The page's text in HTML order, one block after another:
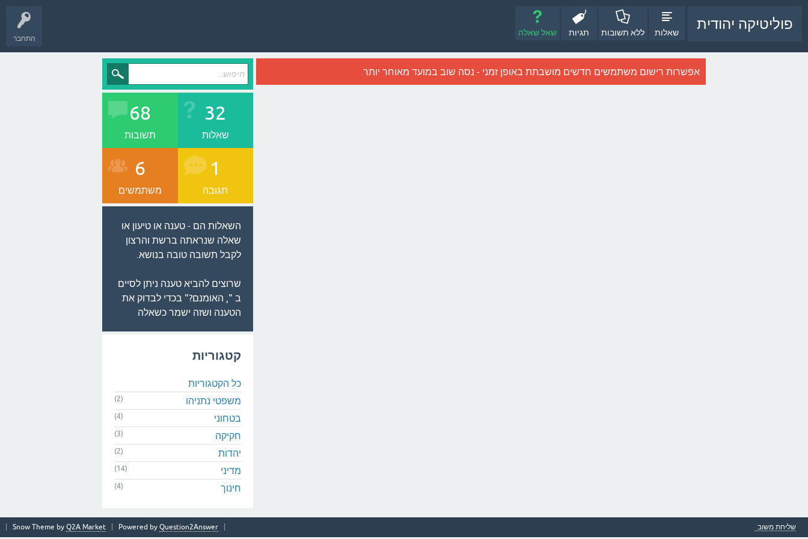
התחבר
פוליטיקה יהודית
שאלות ללא תשובות תגיות שאל שאלה
אפשרות רישום משתמשים חדשים מושבתת באופן זמני - נסה שוב במועד מאוחר יותר.
32
שאלות
68
תשובות
1
תגובה
6
משתמשים
השאלות הם - טענה או טיעון או
שאלה שנראתה ברשת והרצון
לקבל תשובה טובה בנושא.
שרוצים להביא טענה ניתן לסיים
ב ", האומנם?" בכדי לבדוק את
הטענה ושזה ישמר כשאלה
קטגוריות
כל הקטגוריות
משפטי נתניהו
(2)
בטחוני (4)
חקיקה (3)
יהדות (2)
מדיני (14)
חינוך (4)
שליחת משוב Snow Theme by Q2A Market Powered by Question2Answer